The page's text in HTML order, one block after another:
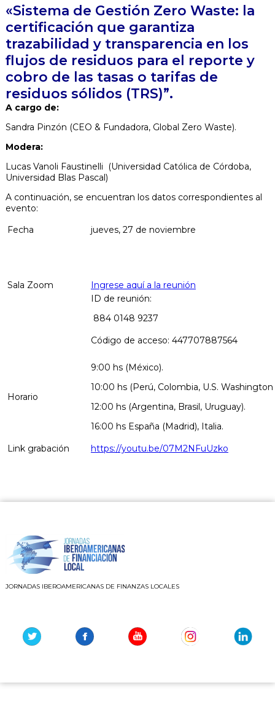
«Sistema de Gestión Zero Waste: la
certificación que garantiza
trazabilidad y transparencia en los
flujos de residuos para el reporte y
cobro de las tasas o tarifas de
residuos sólidos (TRS)”.
A cargo de:
Sandra Pinzón (CEO & Fundadora, Global Zero Waste).
Modera:
Lucas Vanoli Faustinelli
(Universidad Católica de Córdoba,
Universidad Blas Pascal)
A continuación, se encuentran los datos correspondientes al
evento:
Fecha
jueves, 27 de noviembre
Sala Zoom
Ingrese aquí a la reunión
ID de reunión:
884 0148 9237
Código de acceso: 447707887564
Horario
9:00 hs (México).
10:00 hs (Perú, Colombia, U.S. Washington
12:00 hs (Argentina, Brasil, Uruguay).
16:00 hs España (Madrid), Italia.
Link grabación
https://youtu.be/07M2NFuUzko
JORNADAS IBEROAMERICANAS DE FINANZAS LOCALES
Youtube Instagram Linkedin